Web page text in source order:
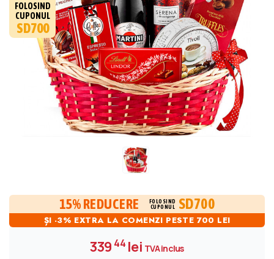
FOLOSIND
CUPONUL
SD700
15% REDUCERE
FOLOSIND
CUPONUL
SD700
ȘI -3% EXTRA LA COMENZI PESTE 700 LEI
339 44lei TVA inclus